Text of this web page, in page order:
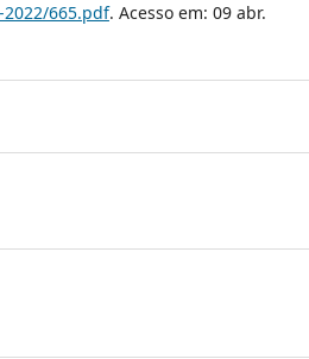
665.pdf. Acesso em: 09 abr.